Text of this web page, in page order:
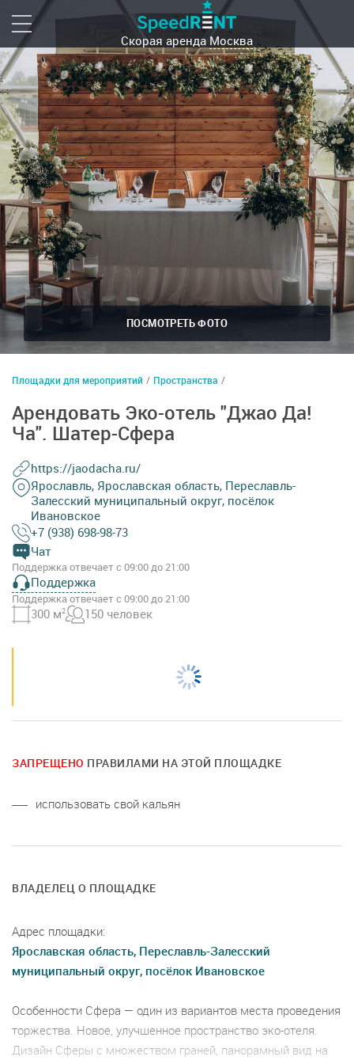
Скорая аренда Москва
ПОСМОТРЕТЬ ФОТО
Площадки для мероприятий / Пространства /
Арендовать Эко-отель "Джао Да!
Ча". Шатер-Сфера
https://jaodacha.ru/
Ярославль, Ярославская область, Переславль-
Залесский муниципальный округ, посёлок
Ивановское
+7 (938) 698-98-73
Чат
Поддержка отвечает с 09:00 до 21:00
Поддержка
Поддержка отвечает с 09:00 до 21:00
300 м2 150 человек
ЗАПРЕЩЕНО ПРАВИЛАМИ НА ЭТОЙ ПЛОЩАДКЕ
использовать свой кальян
ВЛАДЕЛЕЦ О ПЛОЩАДКЕ
Адрес площадки:
Ярославская область, Переславль-Залесский
муниципальный округ, посёлок Ивановское
Особенности Сфера — один из вариантов места проведения
торжества. Новое, улучшенное пространство эко-отеля.
Дизайн Сферы с множеством граней, панорамный вид на